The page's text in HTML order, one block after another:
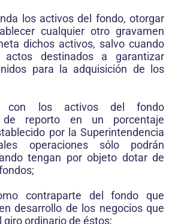
los activos del fondo, otorgar
cualquier otro gravamen
dichos activos, salvo cuando
destinados a garantizar
para la adquisición de los
con los activos del fondo
de reporto en un porcentaje
por la Superintendencia
operaciones sólo podrán
tengan por objeto dotar de
contraparte del fondo que
desarrollo de los negocios que
ordinario de éstos;